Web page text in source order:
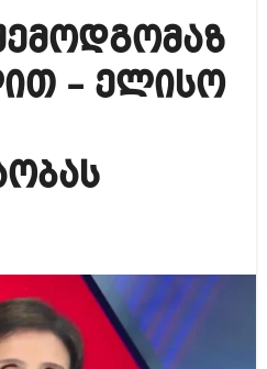
– ელისო